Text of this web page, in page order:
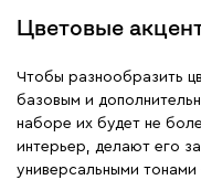
Цветовые
Чтобы разнообразить
базовым и
наборе их будет не
интерьер, делают его
универсальными